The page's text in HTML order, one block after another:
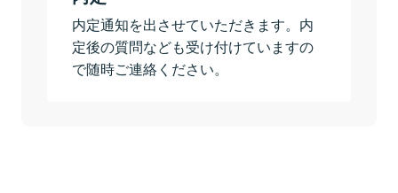
新卒採用サイト
内定通知を出させていただきます。内
定後の質問なども受け付けていますの
で随時ご連絡ください。